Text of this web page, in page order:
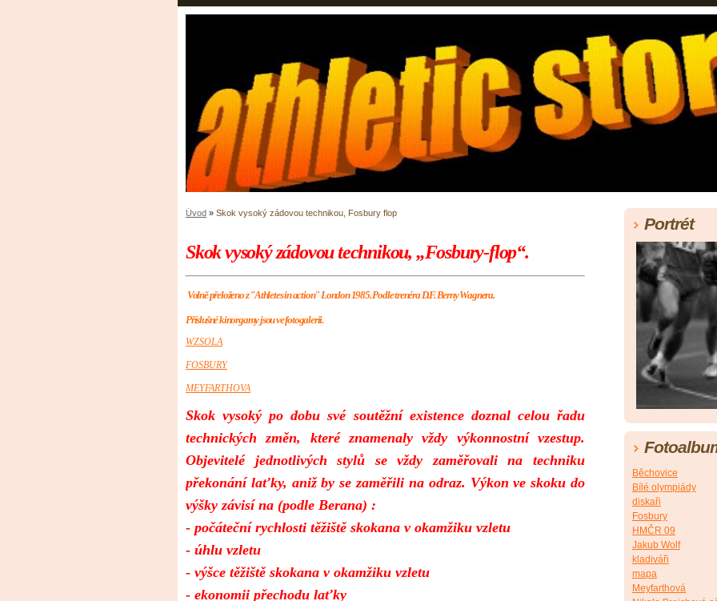
Úvod » Skok vysoký zádovou technikou, Fosbury flop
Skok vysoký zádovou technikou, „Fosbury-flop“.
Volně přeloženo z "Athletes in action" London 1985. Podle trenéra D.F. Berny Wagnera.
Příslušné kinorgamy jsou ve fotogalerii.
WZSOLA
FOSBURY
MEYFARTHOVA
Skok vysoký po dobu své soutěžní existence doznal celou řadu
technických změn, které znamenaly vždy výkonnostní vzestup.
Objevitelé jednotlivých stylů se vždy zaměřovali na techniku
překonání laťky, aniž by se zaměřili na odraz. Výkon ve skoku do
výšky závisí na (podle Berana) :
- počáteční rychlosti těžiště skokana v okamžiku vzletu
- úhlu vzletu
- výšce těžiště skokana v okamžiku vzletu
- ekonomii přechodu laťky
Portrét
Běchovice
Bílé olympiády
diskaři
Fosbury
HMČR 09
Jakub Wolf
kladiváři
mapa
Meyfarthová